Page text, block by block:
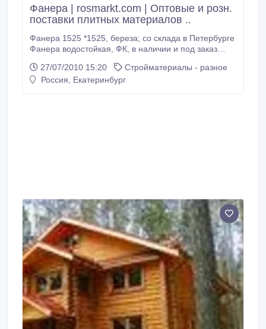
Фанера | rosmarkt.com | Оптовые и розн.
поставки плитных материалов ..
Фанера 1525 *1525, береза; со склада в Петербурге
Фанера водостойкая, ФК, в наличии и под заказ
340.0 руб. / лист * Приличное качество, низкая цена
* Организуем доставку.
27/07/2010 15:20
Стройматериалы - разное
Россия, Екатеринбург